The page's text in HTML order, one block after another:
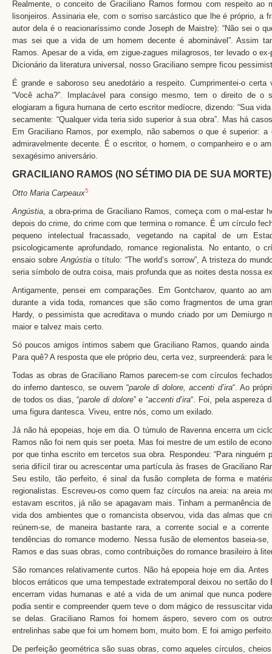
Realmente, o conceito de Graciliano Ramos formou com respeito
lisonjeiros. Assinaria ele, com o sorriso sarcástico que lhe é próprio, a
autor dela é o reacionaríssimo conde Joseph de Maistre): “Não sei o
mas sei que a vida de um homem decente é abominável”. Assim
Ramos. Apesar de a vida, em zigue-zagues milagrosos, ter levado o
Dicionário da literatura universal, nosso Graciliano sempre ficou
É grande e saboroso seu anedotário a respeito. Cumprimentei-o
“Você acha?”. Implacável para consigo mesmo, tem o direito de o
elogiaram a figura humana de certo escritor medíocre, dizendo: “Sua
secamente: “Qualquer vida teria sido superior à sua obra”. Mas há
Em Graciliano Ramos, por exemplo, não sabemos o que é superior:
admiravelmente decente. É o escritor, o homem, o companheiro e o
sexagésimo aniversário.
GRACILIANO RAMOS (NO SÉTIMO DIA DE SUA MORTE)
Otto Maria Carpeaux5
Angústia, a obra-prima de Graciliano Ramos, começa com o mal-estar
depois do crime, do crime com que termina o romance. É um círculo
pequeno intelectual fracassado, vegetando na capital de um
psicologicamente aprofundado, romance regionalista. No entanto, o
ensaio sobreAngústia o título: “The world’s sorrow”, A tristeza do
seria símbolo de outra coisa, mais profunda que as noites desta nossa
Antigamente, pensei em comparações. Em Gontcharov, quanto ao
durante a vida toda, romances que são como fragmentos de uma
Hardy, o pessimista que acreditava o mundo criado por um Demiurgo
maior e talvez mais certo.
Só poucos amigos íntimos sabem que Graciliano Ramos, quando
Para quê? A resposta que ele próprio deu, certa vez, surpreenderá: para
Todas as obras de Graciliano Ramos parecem-se com círculos
do inferno dantesco, se ouvem “parole di dolore, accenti d’ira“. Ao
de todos os dias, “parole di dolore” e “accenti d’ira“. Foi, pela aspereza
uma figura dantesca. Viveu, entre nós, como um exilado.
Já não há epopeias, hoje em dia. O túmulo de Ravenna encerra um
Ramos não foi nem quis ser poeta. Mas foi mestre de um estilo de
por que tinha escrito em tercetos sua obra. Respondeu: “Para ninguém
seria difícil tirar ou acrescentar uma partícula às frases de Graciliano
Seu estilo, tão perfeito, é sinal da fusão completa de forma e
regionalistas. Escreveu-os como quem faz círculos na areia: na areia
estavam escritos, já não se apagavam mais. Tinham a permanência
vida dos ambientes que o romancista observou, vida das almas que
reúnem-se, de maneira bastante rara, a corrente social e a
tendências do romance moderno. Nessa fusão de elementos baseia-
Ramos e das suas obras, como contribuições do romance brasileiro à
São romances relativamente curtos. Não há epopeia hoje em dia.
blocos erráticos que uma tempestade extratemporal deixou no sertão
encerram vidas humanas e até a vida de um animal que nunca
podia sentir e compreender quem teve o dom mágico de ressuscitar
se delas. Graciliano Ramos foi homem áspero, severo com os
entrelinhas sabe que foi um homem bom, muito bom. E foi amigo
De perfeição geométrica são suas obras, como aqueles círculos, cheios